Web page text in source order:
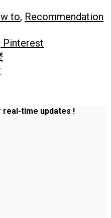
to, Recommendation
Pinterest
real-time updates !